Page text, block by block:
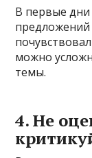
В первые дни
можно
темы.
4. Не